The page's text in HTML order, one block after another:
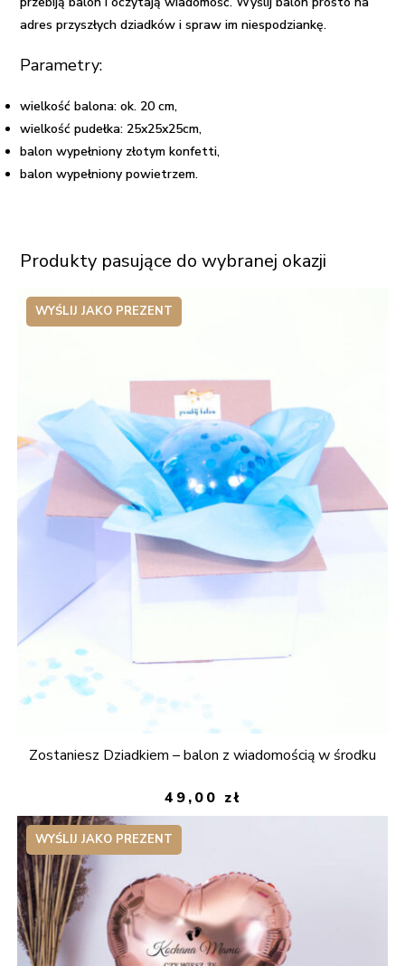
adres przyszłych dziadków i spraw im niespodziankę.
Parametry:
wielkość balona: ok. 20 cm,
wielkość pudełka: 25x25x25cm,
balon wypełniony złotym konfetti,
balon wypełniony powietrzem.
Produkty pasujące do wybranej okazji
WYŚLIJ JAKO PREZENT
Zostaniesz Dziadkiem – balon z wiadomością w środku
49,00 zł
WYŚLIJ JAKO PREZENT